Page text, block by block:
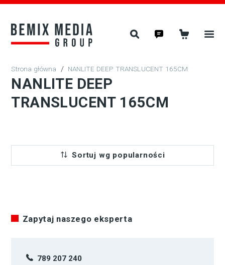
/ NANLITE DEEP TRANSLUCENT 165CM
NANLITE DEEP
TRANSLUCENT 165CM
Sortuj wg popularności
Zapytaj naszego eksperta
789 207 240